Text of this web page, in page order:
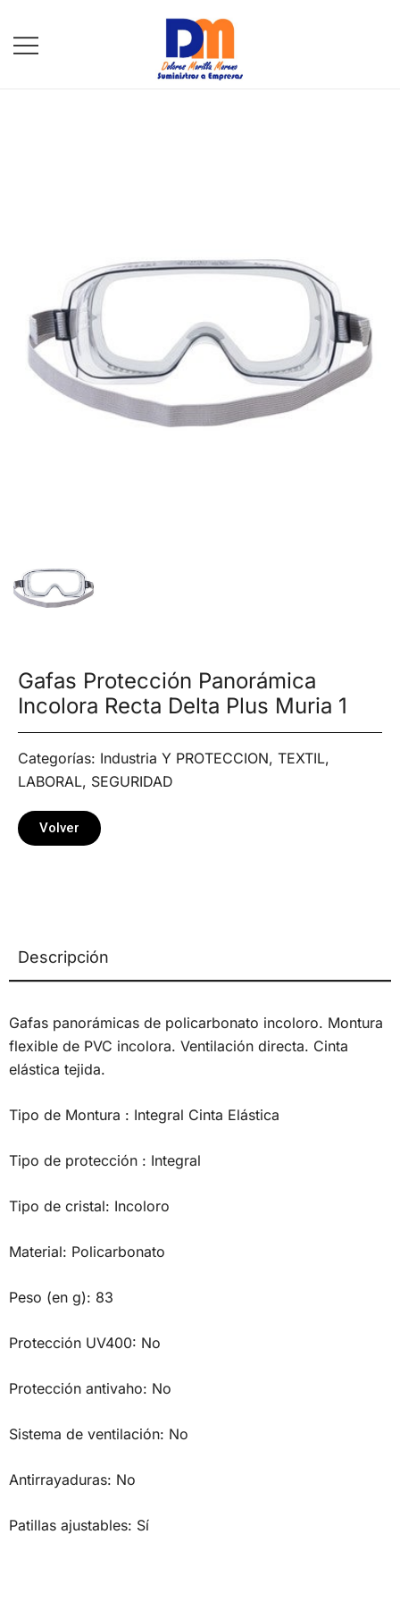
Gafas Protección Panorámica
Incolora Recta Delta Plus Muria 1
Categorías: Industria Y PROTECCION, TEXTIL,
LABORAL, SEGURIDAD
Volver
Descripción
Gafas panorámicas de policarbonato incoloro. Montura
flexible de PVC incolora. Ventilación directa. Cinta
elástica tejida.
Tipo de Montura : Integral Cinta Elástica
Tipo de protección : Integral
Tipo de cristal: Incoloro
Material: Policarbonato
Peso (en g): 83
Protección UV400: No
Protección antivaho: No
Sistema de ventilación: No
Antirrayaduras: No
Patillas ajustables: Sí